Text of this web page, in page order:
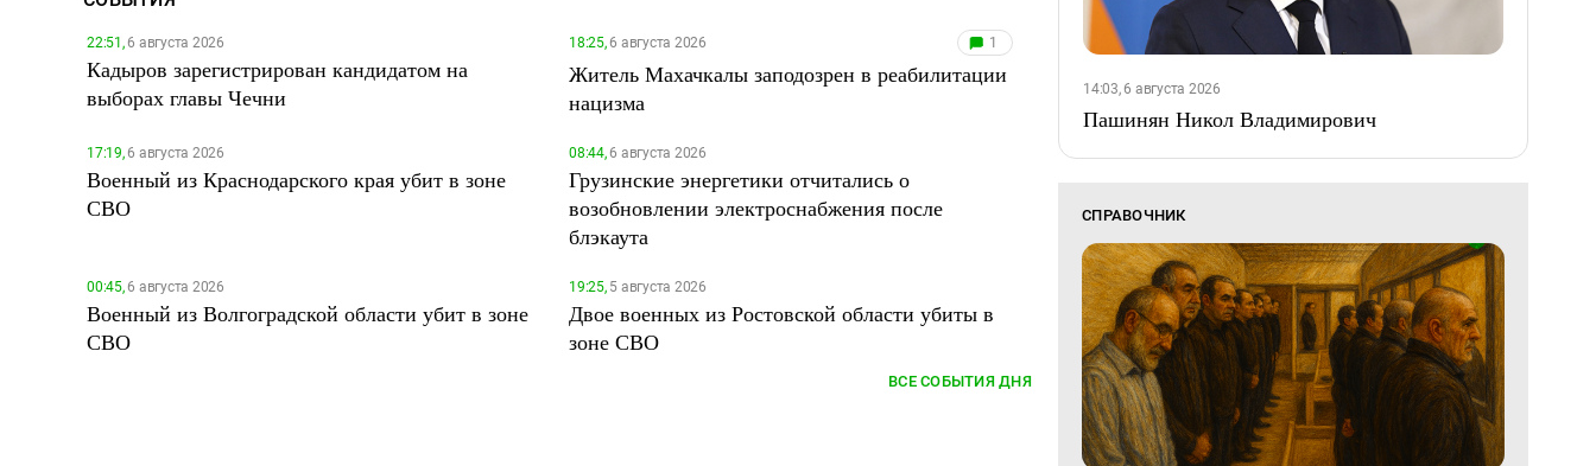
22:51,6 августа 2026
Кадыров зарегистрирован кандидатом на
выборах главы Чечни
18:25,6 августа 2026 1
Житель Махачкалы заподозрен в реабилитации
нацизма
17:19,6 августа 2026
Военный из Краснодарского края убит в зоне
СВО
08:44,6 августа 2026
Грузинские энергетики отчитались о
возобновлении электроснабжения после
блэкаута
00:45,6 августа 2026
Военный из Волгоградской области убит в зоне
СВО
19:25,5 августа 2026
Двое военных из Ростовской области убиты в
зоне СВО
ВСЕ СОБЫТИЯ ДНЯ
14:03, 6 августа 2026
Пашинян Никол Владимирович
СПРАВОЧНИК